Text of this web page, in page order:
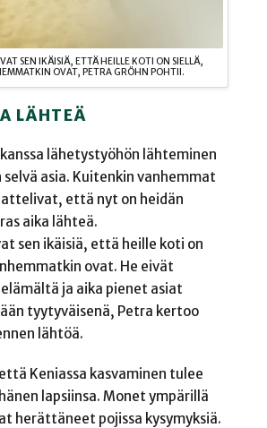
SEN IKÄISIÄ, ETTÄ HEILLE KOTI ON SIELLÄ,
OVAT, PETRA GRÖHN POHTII.
LÄHTEÄ
lähetystyöhön lähteminen
asia. Kuitenkin vanhemmat
että nyt on heidän
aika lähteä.
sen ikäisiä, että heille koti on
ovat. He eivät
ja aika pienet asiat
tyytyväisenä, Petra kertoo
lähtöä.
Keniassa kasvaminen tulee
lapsiinsa. Monet ympärillä
herättäneet pojissa kysymyksiä.